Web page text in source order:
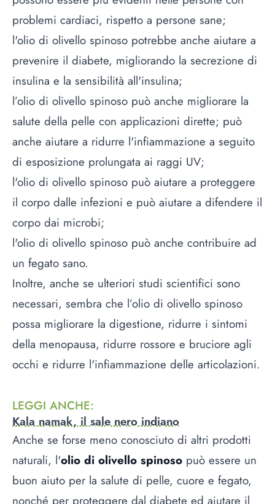
problemi cardiaci, rispetto a persone sane;
l'olio di olivello spinoso potrebbe anche aiutare a
prevenire il diabete, migliorando la secrezione di
insulina e la sensibilità all'insulina;
l’olio di olivello spinoso può anche migliorare la
salute della pelle con applicazioni dirette; può
anche aiutare a ridurre l'infiammazione a seguito
di esposizione prolungata ai raggi UV;
l'olio di olivello spinoso può aiutare a proteggere
il corpo dalle infezioni e può aiutare a difendere il
corpo dai microbi;
l'olio di olivello spinoso può anche contribuire ad
un fegato sano.
Inoltre, anche se ulteriori studi scientifici sono
necessari, sembra che l’olio di olivello spinoso
possa migliorare la digestione, ridurre i sintomi
della menopausa, ridurre rossore e bruciore agli
occhi e ridurre l'infiammazione delle articolazioni.
LEGGI ANCHE:
Kala namak, il sale nero indiano
Anche se forse meno conosciuto di altri prodotti
naturali, l'olio di olivello spinoso può essere un
buon aiuto per la salute di pelle, cuore e fegato,
nonché per proteggere dal diabete ed aiutare il